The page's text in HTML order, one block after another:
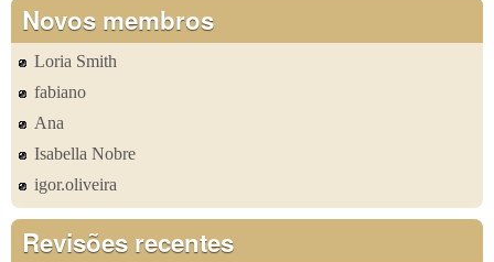
Novos membros
Loria Smith
fabiano
Ana
Isabella Nobre
igor.oliveira
Revisões recentes